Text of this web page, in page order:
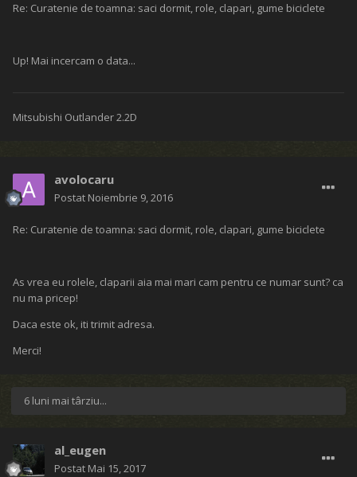
Re: Curatenie de toamna: saci dormit, role, clapari, gume biciclete
Up! Mai incercam o data...
Mitsubishi Outlander 2.2D
avolocaru
Postat Noiembrie 9, 2016
Re: Curatenie de toamna: saci dormit, role, clapari, gume biciclete
As vrea eu rolele, claparii aia mai mari cam pentru ce numar sunt? ca
nu ma pricep!
Daca este ok, iti trimit adresa.
Merci!
6 luni mai târziu...
al_eugen
Postat Mai 15, 2017